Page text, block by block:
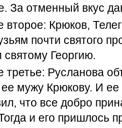
За отменный вкус
второе: Крюков,
почти святого
Георгию.
третье: Русланова
мужу Крюкову. И
что все добро
и его пришлось